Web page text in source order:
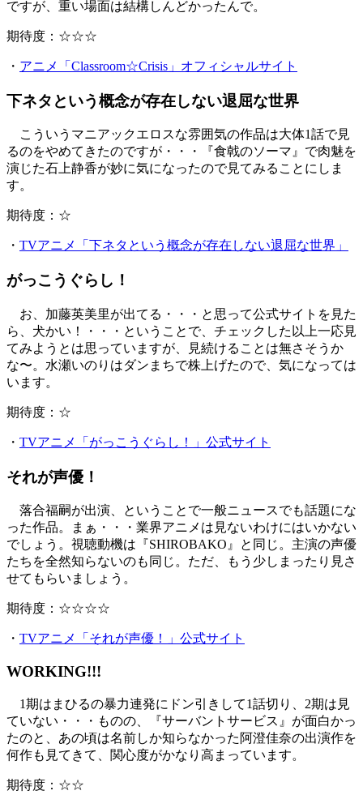
ですが、重い場面は結構しんどかったんで。
期待度：☆☆☆
・ アニメ「Classroom☆Crisis」オフィシャルサイト
下ネタという概念が存在しない退屈な世界
こういうマニアックエロスな雰囲気の作品は大体1話で見
るのをやめてきたのですが・・・『食戟のソーマ』で肉魅を
演じた石上静香が妙に気になったので見てみることにしま
す。
期待度：☆
・ TVアニメ「下ネタという概念が存在しない退屈な世界」
がっこうぐらし！
お、加藤英美里が出てる・・・と思って公式サイトを見た
ら、犬かい！・・・ということで、チェックした以上一応見
てみようとは思っていますが、見続けることは無さそうか
な〜。水瀬いのりはダンまちで株上げたので、気になっては
います。
期待度：☆
・ TVアニメ「がっこうぐらし！」公式サイト
それが声優！
落合福嗣が出演、ということで一般ニュースでも話題にな
った作品。まぁ・・・業界アニメは見ないわけにはいかない
でしょう。視聴動機は『SHIROBAKO』と同じ。主演の声優
たちを全然知らないのも同じ。ただ、もう少しまったり見さ
せてもらいましょう。
期待度：☆☆☆☆
・ TVアニメ「それが声優！」公式サイト
WORKING!!!
1期はまひるの暴力連発にドン引きして1話切り、2期は見
ていない・・・ものの、『サーバントサービス』が面白かっ
たのと、あの頃は名前しか知らなかった阿澄佳奈の出演作を
何作も見てきて、関心度がかなり高まっています。
期待度：☆☆